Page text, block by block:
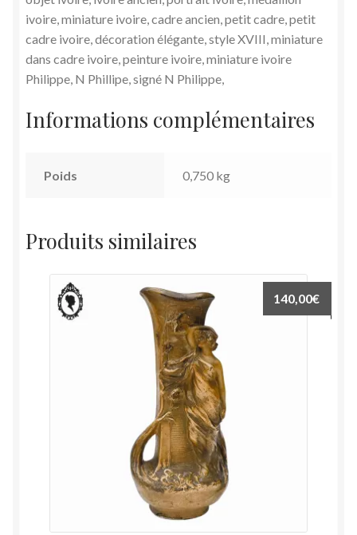
ivoire, miniature ivoire, cadre ancien, petit cadre, petit
cadre ivoire, décoration élégante, style XVIII, miniature
dans cadre ivoire, peinture ivoire, miniature ivoire
Philippe, N Phillipe, signé N Philippe,
Informations complémentaires
Poids 0,750 kg
Produits similaires
140,00€